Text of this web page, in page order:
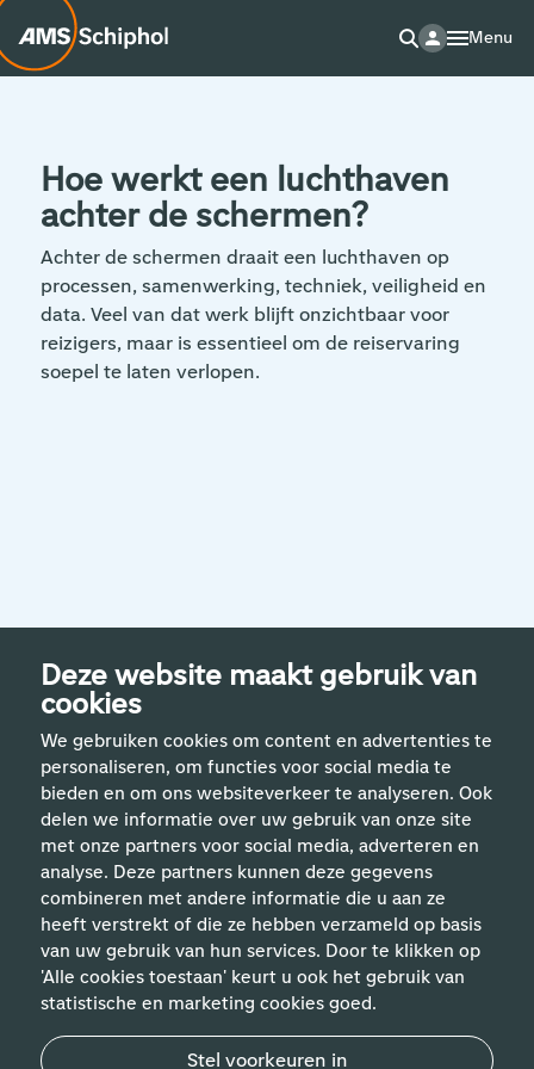
Deze website maakt gebruik van
cookies
We gebruiken cookies om content en advertenties te
personaliseren, om functies voor social media te
bieden en om ons websiteverkeer te analyseren. Ook
delen we informatie over uw gebruik van onze site
met onze partners voor social media, adverteren en
analyse. Deze partners kunnen deze gegevens
combineren met andere informatie die u aan ze
heeft verstrekt of die ze hebben verzameld op basis
van uw gebruik van hun services. Door te klikken op
'Alle cookies toestaan' keurt u ook het gebruik van
statistische en marketing cookies goed.
Stel voorkeuren in
Menu
Hoe werkt een luchthaven
achter de schermen?
Achter de schermen draait een luchthaven op
processen, samenwerking, techniek, veiligheid en
data. Veel van dat werk blijft onzichtbaar voor
reizigers, maar is essentieel om de reiservaring
soepel te laten verlopen.
Handige links
Vakgebieden
Contact